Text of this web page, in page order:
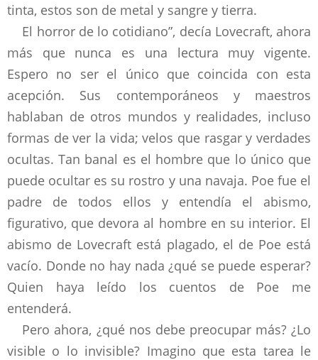
tinta, estos son de metal y sangre y tierra.
El horror de lo cotidiano”, decía Lovecraft, ahora
más que nunca es una lectura muy vigente.
Espero no ser el único que coincida con esta
acepción. Sus contemporáneos y maestros
hablaban de otros mundos y realidades, incluso
formas de ver la vida; velos que rasgar y verdades
ocultas. Tan banal es el hombre que lo único que
puede ocultar es su rostro y una navaja. Poe fue el
padre de todos ellos y entendía el abismo,
figurativo, que devora al hombre en su interior. El
abismo de Lovecraft está plagado, el de Poe está
vacío. Donde no hay nada ¿qué se puede esperar?
Quien haya leído los cuentos de Poe me
entenderá.
Pero ahora, ¿qué nos debe preocupar más? ¿Lo
visible o lo invisible? Imagino que esta tarea le